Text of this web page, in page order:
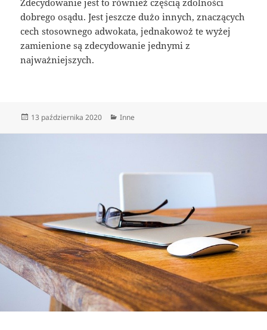
Zdecydowanie jest to również częścią zdolności
dobrego osądu. Jest jeszcze dużo innych, znaczących
cech stosownego adwokata, jednakowoż te wyżej
zamienione są zdecydowanie jednymi z
najważniejszych.
Data
13 października 2020 Kategorie
Inne